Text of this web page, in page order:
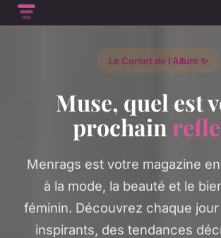
Le Carnet de l'Allure ✨
Muse, quel est
prochain
Menrags est votre magazine
à la mode, la beauté et le
féminin. Découvrez chaque
inspirants, des tendances